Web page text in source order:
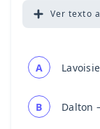
Ver texto
A
B Dalton